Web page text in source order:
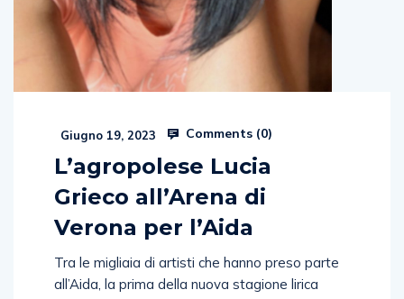
L’agropolese Lucia
Grieco all’Arena di
Verona per l’Aida
Tra le migliaia di artisti che hanno preso parte